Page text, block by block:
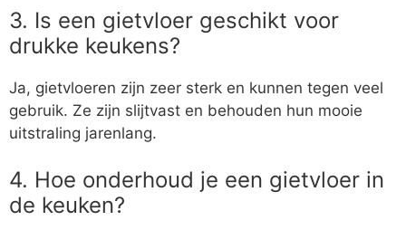
3. Is een gietvloer geschikt voor
drukke keukens?
Ja, gietvloeren zijn zeer sterk en kunnen tegen veel
gebruik. Ze zijn slijtvast en behouden hun mooie
uitstraling jarenlang.
4. Hoe onderhoud je een gietvloer in
de keuken?